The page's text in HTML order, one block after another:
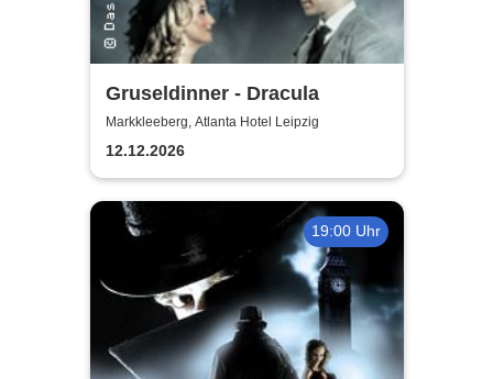
Gruseldinner - Dracula
Markkleeberg, Atlanta Hotel Leipzig
12.12.2026
19:00 Uhr